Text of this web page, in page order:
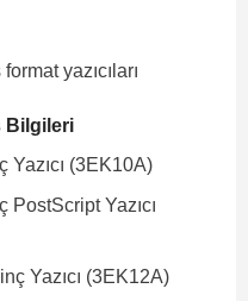
yazıcıları
Bilgileri
(3EK10A)
Yazıcı
Yazıcı (3EK12A)